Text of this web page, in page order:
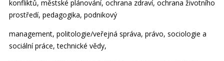
konfliktů, městské plánování, ochrana zdraví, ochrana životního
prostředí, pedagogika, podnikový
management, politologie/veřejná správa, právo, sociologie a
sociální práce, technické vědy,